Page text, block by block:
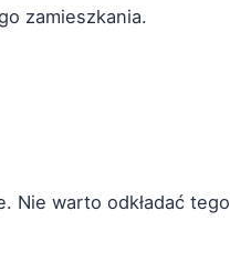
zamieszkania.
Nie warto odkładać tego